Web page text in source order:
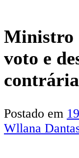
Ministro
voto e
Postado em
Wllana